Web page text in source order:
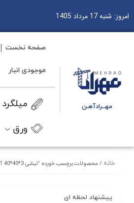
امروز: شنبه 17 مرداد 1405
مهــرادآهـن
صفحه نخست
موجودی انبار
میلگرد
ورق
خانه / محصولات برچسب خورده “نبشی 3*40*40 آریان فولاد”
پیشنهاد لحظه ای